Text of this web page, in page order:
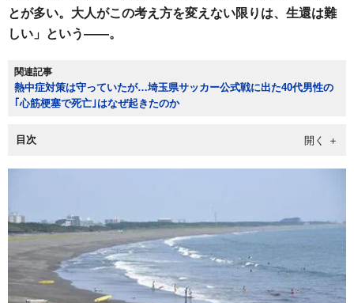
とが多い。大人がこの考え方を変えない限りは、生還は難
しい」という――。
関連記事
熱中症対策は守っていたが…埼玉県サッカー公式戦に出た40代男性の
｢心筋梗塞で死亡｣はなぜ起きたのか
目次